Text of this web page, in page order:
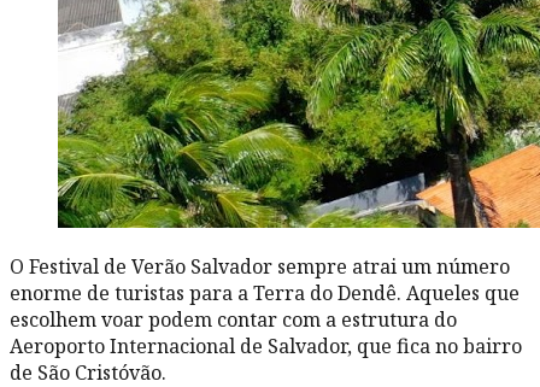
O Festival de Verão Salvador sempre atrai um número
enorme de turistas para a Terra do Dendê. Aqueles que
escolhem voar podem contar com a estrutura do
Aeroporto Internacional de Salvador, que fica no bairro
de São Cristóvão.